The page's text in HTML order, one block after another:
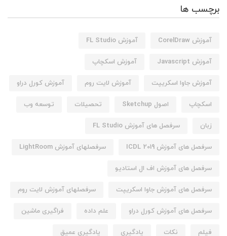
برچسب ها
آموزش CorelDraw آموزش FL Studio
آموزش Javascript آموزش اسکچاپ
آموزش جاوا اسکریپت آموزش لایت روم آموزش کورل دراو
اسکچاپ اصول Sketchup تحصیلات توسعه وب
زبان سرفصل های آموزش FL Studio
سرفصل های آموزش ICDL 2019 سرفصلهای آموزش LightRoom
سرفصل های آموزش اف ال استادیو
سرفصل های آموزش جاوا اسکریپت سرفصلهای آموزش لایت روم
سرفصل های آموزش کورل دراو علم داده فراگیری ماشین
فیلم نکات یادگیری یادگیری عمیق